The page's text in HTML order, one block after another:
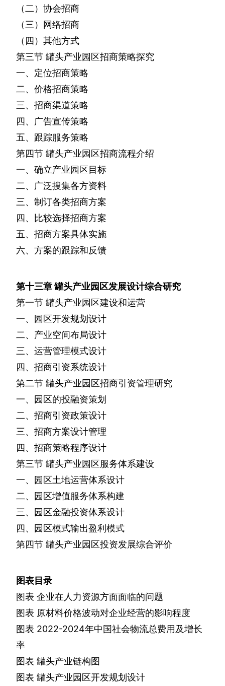
（二）协会招商
（三）网络招商
（四）其他方式
第三节 罐头产业园区招商策略探究
一、定位招商策略
二、价格招商策略
三、招商渠道策略
四、广告宣传策略
五、跟踪服务策略
第四节 罐头产业园区招商流程介绍
一、确立产业园区目标
二、广泛搜集各方资料
三、制订各类招商方案
四、比较选择招商方案
五、招商方案具体实施
六、方案的跟踪和反馈
第十三章罐头产业园区发展设计综合研究
第一节 罐头产业园区建设和运营
一、园区开发规划设计
二、产业空间布局设计
三、运营管理模式设计
四、招商引资系统设计
第二节 罐头产业园区招商引资管理研究
一、园区的投融资策划
二、招商引资政策设计
三、招商方案设计管理
四、招商策略程序设计
第三节 罐头产业园区服务体系建设
一、园区土地运营体系设计
二、园区增值服务体系构建
三、园区金融投资体系设计
四、园区模式输出盈利模式
第四节 罐头产业园区投资发展综合评价
图表目录
图表 企业在人力资源方面面临的问题
图表 原材料价格波动对企业经营的影响程度
图表 2022-2024年中国社会物流总费用及增长
率
图表 罐头产业链构图
图表 罐头产业园区开发规划设计